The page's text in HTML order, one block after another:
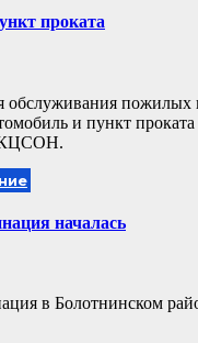
проката
обслуживания пожилых
и пункт проката
КЦСОН.
началась
в Болотнинском